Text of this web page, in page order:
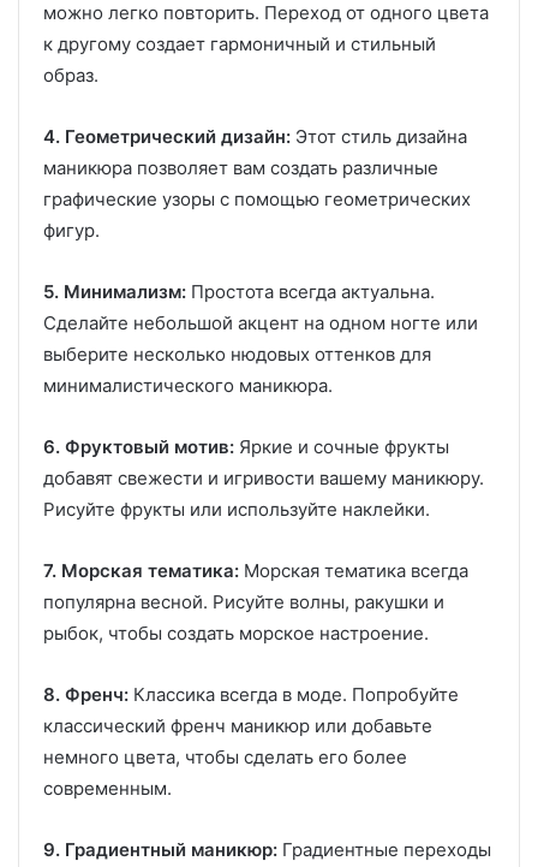
можно легко повторить. Переход от одного цвета
к другому создает гармоничный и стильный
образ.
4. Геометрический дизайн: Этот стиль дизайна
маникюра позволяет вам создать различные
графические узоры с помощью геометрических
фигур.
5. Минимализм: Простота всегда актуальна.
Сделайте небольшой акцент на одном ногте или
выберите несколько нюдовых оттенков для
минималистического маникюра.
6. Фруктовый мотив: Яркие и сочные фрукты
добавят свежести и игривости вашему маникюру.
Рисуйте фрукты или используйте наклейки.
7. Морская тематика: Морская тематика всегда
популярна весной. Рисуйте волны, ракушки и
рыбок, чтобы создать морское настроение.
8. Френч: Классика всегда в моде. Попробуйте
классический френч маникюр или добавьте
немного цвета, чтобы сделать его более
современным.
9. Градиентный маникюр: Градиентные переходы